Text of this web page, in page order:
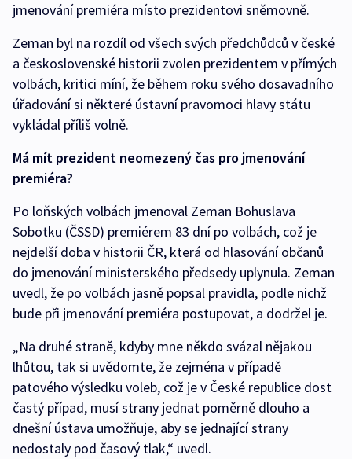
jmenování premiéra místo prezidentovi sněmovně.
Zeman byl na rozdíl od všech svých předchůdců v české
a československé historii zvolen prezidentem v přímých
volbách, kritici míní, že během roku svého dosavadního
úřadování si některé ústavní pravomoci hlavy státu
vykládal příliš volně.
Má mít prezident neomezený čas pro jmenování
premiéra?
Po loňských volbách jmenoval Zeman Bohuslava
Sobotku (ČSSD) premiérem 83 dní po volbách, což je
nejdelší doba v historii ČR, která od hlasování občanů
do jmenování ministerského předsedy uplynula. Zeman
uvedl, že po volbách jasně popsal pravidla, podle nichž
bude při jmenování premiéra postupovat, a dodržel je.
„Na druhé straně, kdyby mne někdo svázal nějakou
lhůtou, tak si uvědomte, že zejména v případě
patového výsledku voleb, což je v České republice dost
častý případ, musí strany jednat poměrně dlouho a
dnešní ústava umožňuje, aby se jednající strany
nedostaly pod časový tlak,“ uvedl.